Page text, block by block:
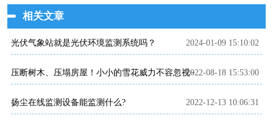
相关文章
光伏气象站就是光伏环境监测系统吗？ 2024-01-09 15:10:02
压断树木、压塌房屋！小小的雪花威力不容忽视~雪量传感器产品介绍~
2022-08-18 15:53:00
扬尘在线监测设备能监测什么? 2022-12-13 10:06:31